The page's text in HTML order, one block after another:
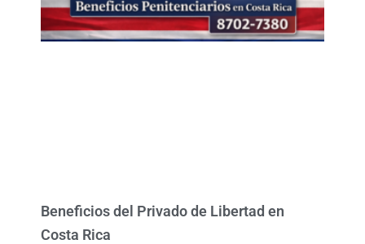
Beneficios del Privado de Libertad en
Costa Rica